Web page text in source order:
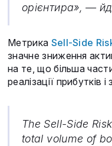
орієнтира», —
Метрика Sell-Side
значне зниження
на те, що більша
реалізації прибутків
The Sell-Side
total volume of